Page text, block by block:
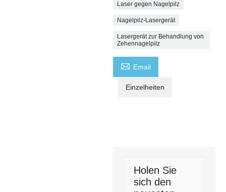
Laser gegen Nagelpilz
Nagelpilz-Lasergerät
Lasergerät zur Behandlung von
Zehennagelpilz
 Email
Einzelheiten
Holen Sie
sich den